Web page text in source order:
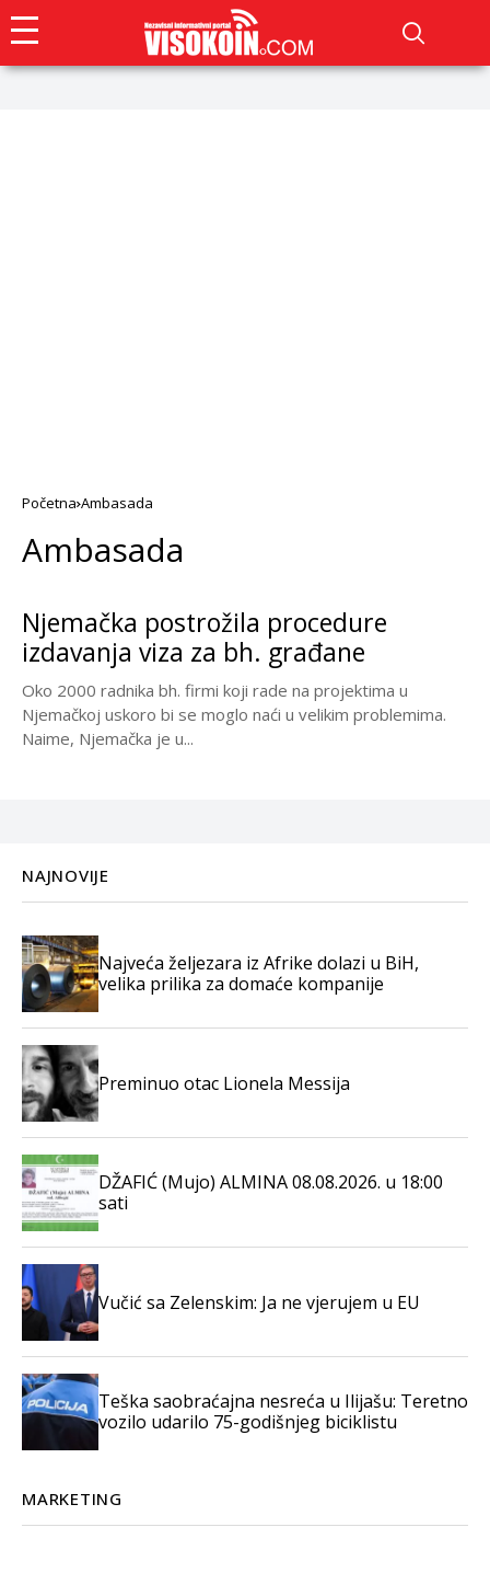
Početna Ambasada
Ambasada
Njemačka postrožila procedure
izdavanja viza za bh. građane
Oko 2000 radnika bh. firmi koji rade na projektima u
Njemačkoj uskoro bi se moglo naći u velikim problemima.
Naime, Njemačka je u...
NAJNOVIJE
Najveća željezara iz Afrike dolazi u BiH,
velika prilika za domaće kompanije
Preminuo otac Lionela Messija
DŽAFIĆ (Mujo) ALMINA 08.08.2026. u 18:00
sati
Vučić sa Zelenskim: Ja ne vjerujem u EU
Teška saobraćajna nesreća u Ilijašu: Teretno
vozilo udarilo 75-godišnjeg biciklistu
MARKETING